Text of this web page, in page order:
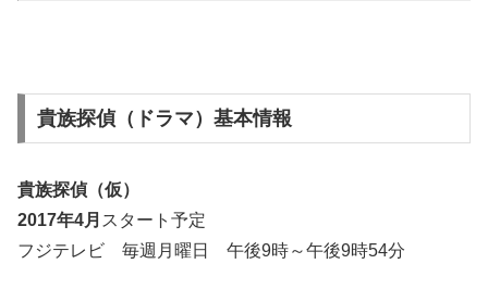
貴族探偵（ドラマ）基本情報
貴族探偵（仮）
2017年4月 スタート予定
フジテレビ 毎週月曜日 午後9時～午後9時54分